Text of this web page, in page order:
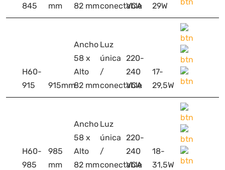
845
mm
82 mmconectable
VCA
29W
H60-
915
915mm
Ancho
58 x
Alto
82 mm
Luz
única
/
conectable
220-
240
VCA
17-
29,5W
H60-
985
985
mm
Ancho
58 x
Alto
82 mm
Luz
única
/
conectable
220-
240
VCA
18-
31,5W